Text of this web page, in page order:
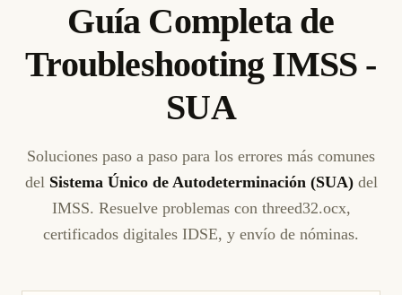
Guía Completa de
Troubleshooting IMSS -
SUA
Soluciones paso a paso para los errores más comunes
del Sistema Único de Autodeterminación (SUA)del
IMSS. Resuelve problemas con threed32.ocx,
certificados digitales IDSE, y envío de nóminas.